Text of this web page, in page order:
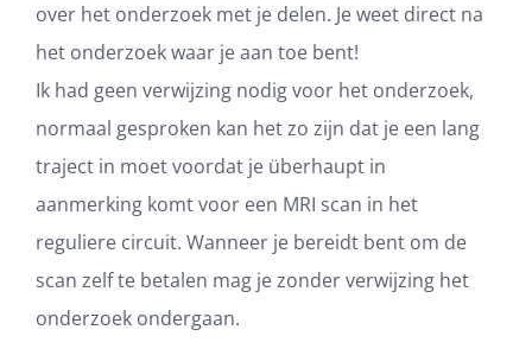
over het onderzoek met je delen. Je weet direct na
het onderzoek waar je aan toe bent!
Ik had geen verwijzing nodig voor het onderzoek,
normaal gesproken kan het zo zijn dat je een lang
traject in moet voordat je überhaupt in
aanmerking komt voor een MRI scan in het
reguliere circuit. Wanneer je bereidt bent om de
scan zelf te betalen mag je zonder verwijzing het
onderzoek ondergaan.